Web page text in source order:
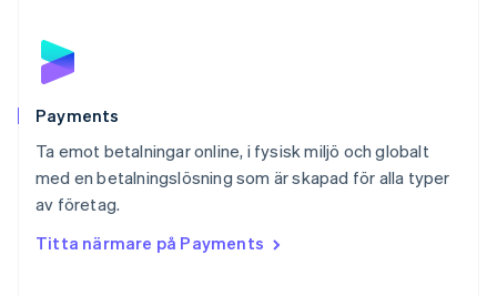
Payments
Ta emot betalningar online, i fysisk miljö och globalt
med en betalningslösning som är skapad för alla typer
av företag.
Titta närmare på Payments
Portugal
Português
English
DeutschFrançaisItalianoEnglish
Singapore
English简体中文
English